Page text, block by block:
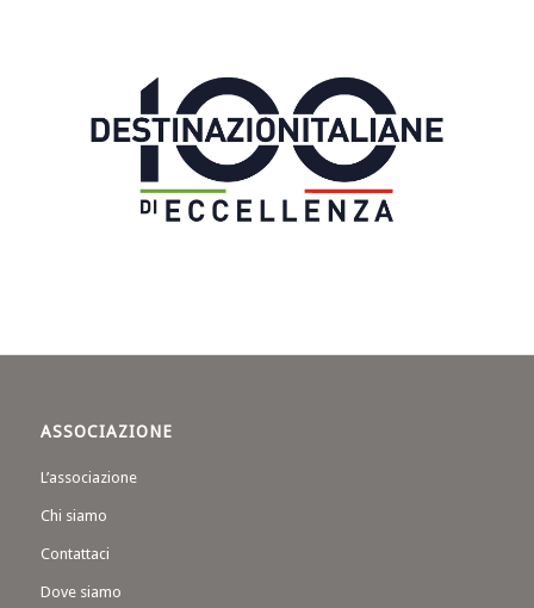
ASSOCIAZIONE
L’associazione
Chi siamo
Contattaci
Dove siamo